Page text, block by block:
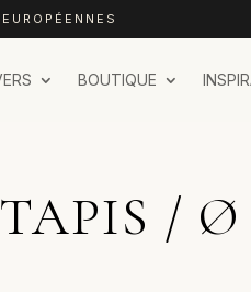
BOUTIQUE
/ Ø